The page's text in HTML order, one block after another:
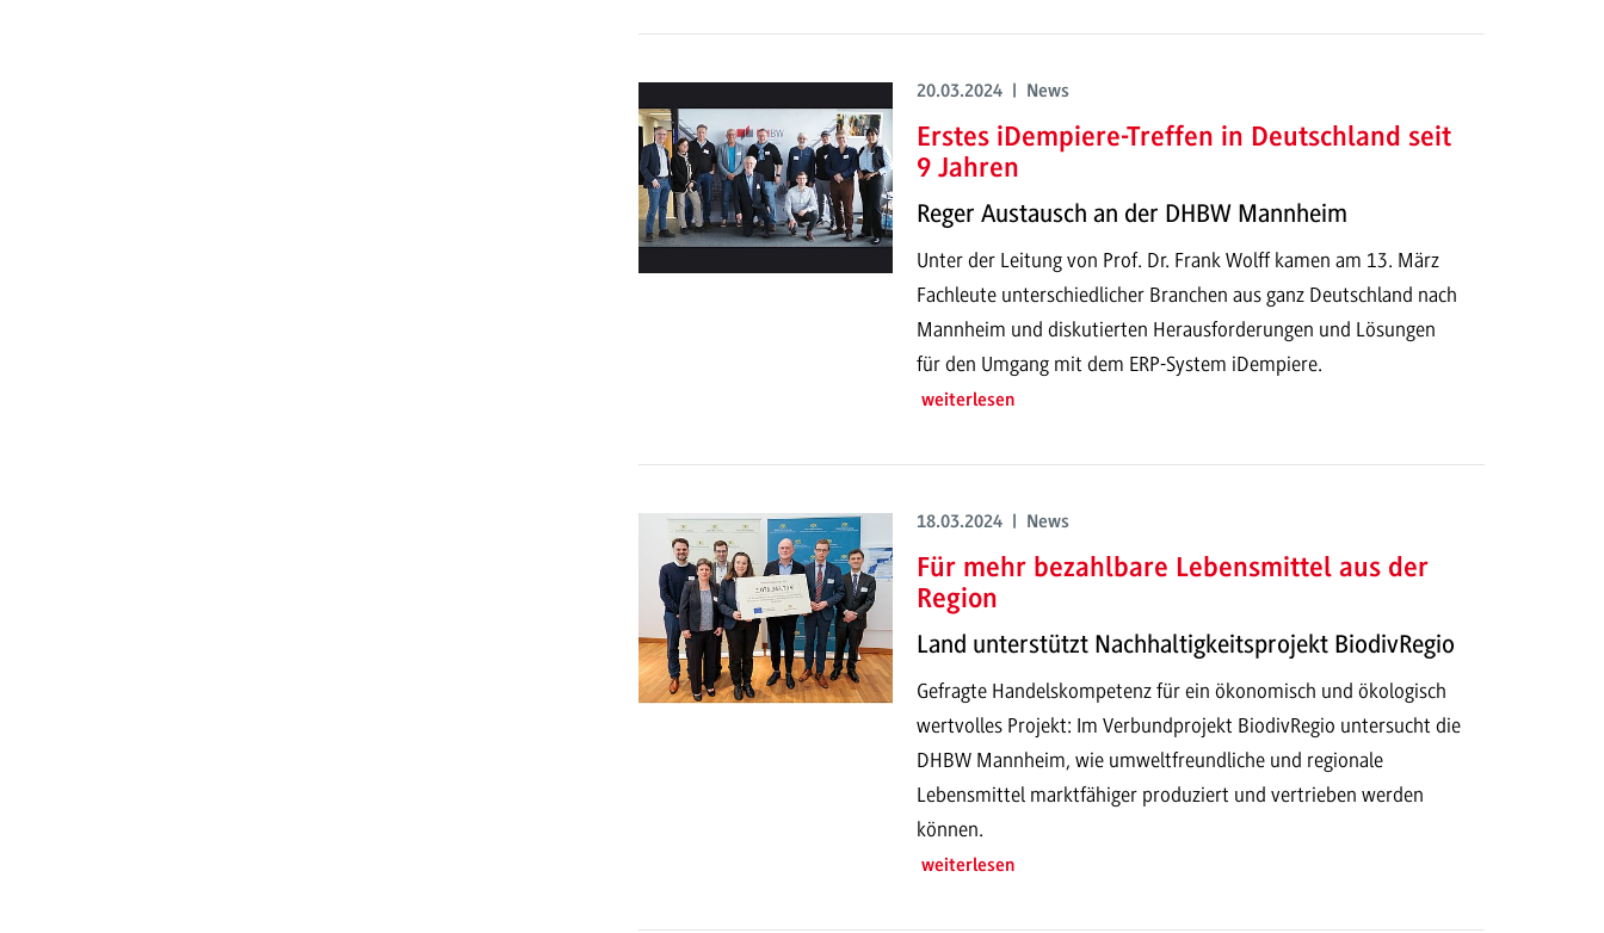
20.03.2024 | News
Erstes iDempiere-Treffen in Deutschland seit
9 Jahren
Reger Austausch an der DHBW Mannheim
Unter der Leitung von Prof. Dr. Frank Wolff kamen am 13. März
Fachleute unterschiedlicher Branchen aus ganz Deutschland nach
Mannheim und diskutierten Herausforderungen und Lösungen
für den Umgang mit dem ERP-System iDempiere.
weiterlesen
18.03.2024 | News
Für mehr bezahlbare Lebensmittel aus der
Region
Land unterstützt Nachhaltigkeitsprojekt BiodivRegio
Gefragte Handelskompetenz für ein ökonomisch und ökologisch
wertvolles Projekt: Im Verbundprojekt BiodivRegio untersucht die
DHBW Mannheim, wie umweltfreundliche und regionale
Lebensmittel marktfähiger produziert und vertrieben werden
können.
weiterlesen